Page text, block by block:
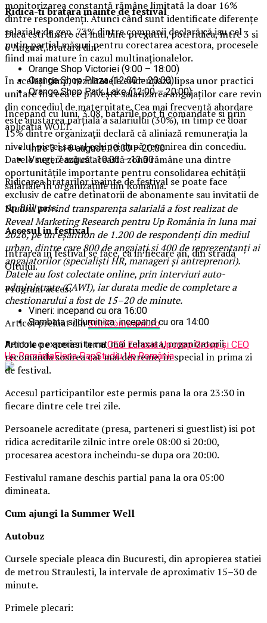
monitorizarea constantă rămâne limitată la doar 16%
dintre respondenți. Atunci când sunt identificate diferențe
salariale de gen, 73% dintre companii declară că iau cel
puțin parțial măsuri pentru corectarea acestora, procesele
fiind mai mature în cazul multinaționalelor.
În același timp, rezultatele evidențiază lipsa unor practici
unitare în ceea ce privește salarizarea angajaților care revin
din concediul de maternitate. Cea mai frecventă abordare
este ajustarea parțială a salariului (30%), în timp ce doar
15% dintre organizații declară că aliniază remunerația la
nivelul pieței sau al echipei după revenirea din concediu.
Datele sugerează că această zonă rămâne una dintre
oportunitățile importante pentru consolidarea echității
salariale în organizațiile din România.
Studiul privind transparența salarială a fost realizat de
Reveal Marketing Research pentru Up România în luna mai
2026, pe un eșantion de 1.200 de respondenți din mediul
urban, dintre care 800 de angajați și 400 de reprezentanți ai
angajatorilor (specialiști HR, manageri și antreprenori).
Datele au fost colectate online, prin interviuri auto-
administrate (CAWI), iar durata medie de completare a
chestionarului a fost de 15–20 de minute.
Articol preluat dinStiriCompanii.ro
Articole pe aceiasi tema:CEO Eurasia Upcoop Group și CEO
Up RomâniaElena PapStudiu Up România
Ridica-ti bratarainainte de festival
Daca esti dintre cei mai bine pregatiti, poti ridica, intre 3 si
6 August, bratara din:
Orange Shop Victoriei (9:00 – 18:00)
Orange Shop Plaza (12:00 – 20:00)
Orange Shop Park Lake (12:00 – 20:00)
Incepand cu luni, 3.08, batarile pot fi comandate si prin
aplicatia WOLT.
Intre 3 si 6 august: 10:00 – 20:00
Vineri, 7 august: 10:00 – 13:00
Ridicarea bratarilor inainte de festival se poate face
exclusiv de catre detinatorii de abonamente sau invitatii de
tip full pass.
Accesul in festival
Intrarea in festival se face, ca in fiecare an, din strada
Oltului.
Program acces:
Vineri: incepand cu ora 16:00
Sambata si duminica: incepand cu ora 14:00
Pentru o experienta cat mai relaxata, organizatorii
recomanda sosirea cat mai devreme, in special in prima zi
de festival.
Accesul participantilor este permis pana la ora 23:30 in
fiecare dintre cele trei zile.
Persoanele acreditate (presa, parteneri si guestlist) isi pot
ridica acreditarile zilnic intre orele 08:00 si 20:00,
procesarea acestora incheindu-se dupa ora 20:00.
Festivalul ramane deschis partial pana la ora 05:00
dimineata.
Cum ajungi la Summer Well
Autobuz
Cursele speciale pleaca din Bucuresti, din apropierea statiei
de metrou Straulesti, la intervale de aproximativ 15–30 de
minute.
Primele plecari: